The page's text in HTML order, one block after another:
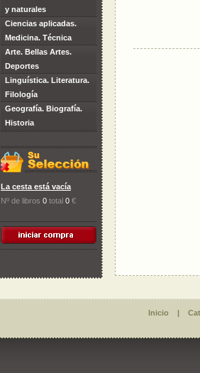
y naturales
Ciencias aplicadas.
Medicina. Técnica
Arte. Bellas Artes.
Deportes
Linguística. Literatura.
Filología
Geografía. Biografía.
Historia
La cesta está vacía
Nº de libros 0 total 0 €
Inicio |